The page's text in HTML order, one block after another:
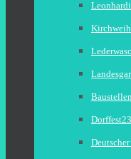
Dorffest23